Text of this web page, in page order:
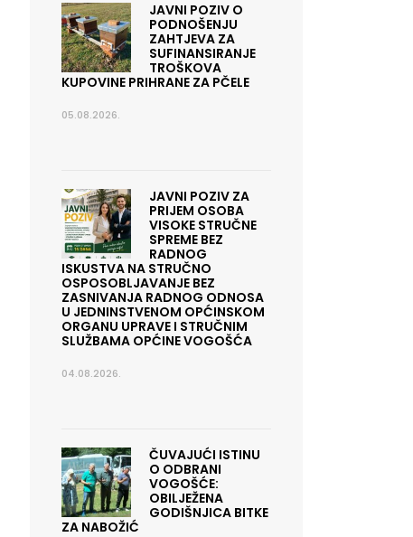
JAVNI POZIV O
PODNOŠENJU
ZAHTJEVA ZA
SUFINANSIRANJE
TROŠKOVA
KUPOVINE PRIHRANE ZA PČELE
05.08.2026.
JAVNI POZIV ZA
PRIJEM OSOBA
VISOKE STRUČNE
SPREME BEZ
RADNOG
ISKUSTVA NA STRUČNO
OSPOSOBLJAVANJE BEZ
ZASNIVANJA RADNOG ODNOSA
U JEDNINSTVENOM OPĆINSKOM
ORGANU UPRAVE I STRUČNIM
SLUŽBAMA OPĆINE VOGOŠĆA
04.08.2026.
ČUVAJUĆI ISTINU
O ODBRANI
VOGOŠĆE:
OBILJEŽENA
GODIŠNJICA BITKE
ZA NABOŽIĆ